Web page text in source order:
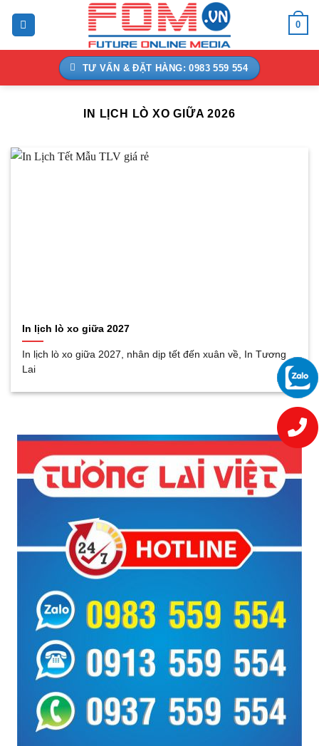
0
TƯ VẤN & ĐẶT HÀNG: 0983 559 554
IN LỊCH LÒ XO GIỮA 2026
In lịch lò xo giữa 2027
In lịch lò xo giữa 2027, nhân dịp tết đến xuân về, In Tương
Lai